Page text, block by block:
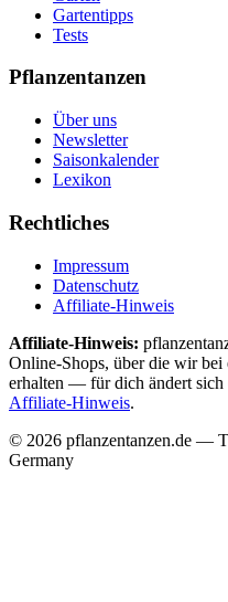
Gartentipps
Tests
Pflanzentanzen
Über uns
Newsletter
Saisonkalender
Lexikon
Rechtliches
Impressum
Datenschutz
Affiliate-Hinweis
Affiliate-Hinweis:
Online-Shops, über die wir
erhalten — für dich ändert sich
Affiliate-Hinweis.
© 2026 pflanzentanzen.de —
Germany